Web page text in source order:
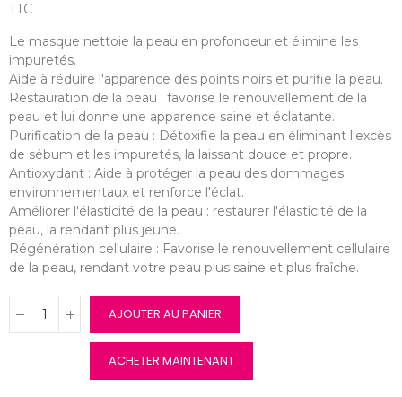
TTC
Le masque nettoie la peau en profondeur et élimine les
impuretés.
Aide à réduire l'apparence des points noirs et purifie la peau.
Restauration de la peau : favorise le renouvellement de la
peau et lui donne une apparence saine et éclatante.
Purification de la peau : Détoxifie la peau en éliminant l'excès
de sébum et les impuretés, la laissant douce et propre.
Antioxydant : Aide à protéger la peau des dommages
environnementaux et renforce l'éclat.
Améliorer l'élasticité de la peau : restaurer l'élasticité de la
peau, la rendant plus jeune.
Régénération cellulaire : Favorise le renouvellement cellulaire
de la peau, rendant votre peau plus saine et plus fraîche.
AJOUTER AU PANIER
ACHETER MAINTENANT